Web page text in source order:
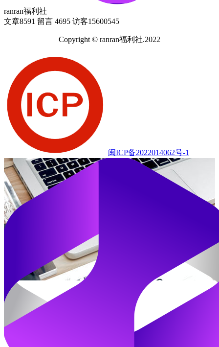
ranran福利社
文章8591 留言 4695 访客15600545
Copyright © ranran福利社.2022
闽ICP备2022014062号-1